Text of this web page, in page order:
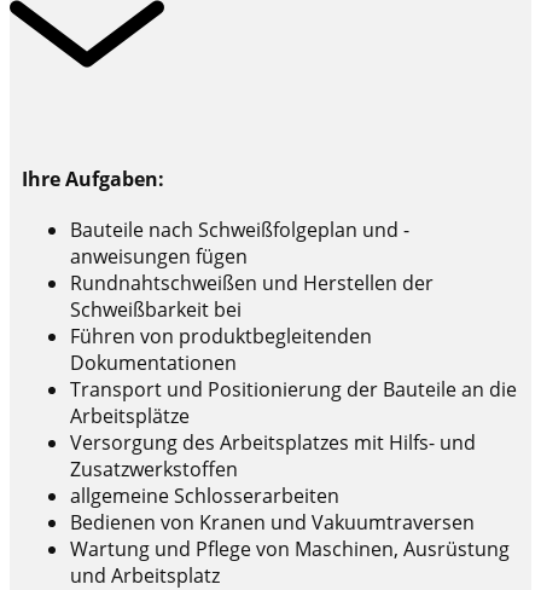
Ihre Aufgaben:
Bauteile nach Schweißfolgeplan und -
anweisungen fügen
Rundnahtschweißen und Herstellen der
Schweißbarkeit bei
Führen von produktbegleitenden
Dokumentationen
Transport und Positionierung der Bauteile an die
Arbeitsplätze
Versorgung des Arbeitsplatzes mit Hilfs- und
Zusatzwerkstoffen
allgemeine Schlosserarbeiten
Bedienen von Kranen und Vakuumtraversen
Wartung und Pflege von Maschinen, Ausrüstung
und Arbeitsplatz